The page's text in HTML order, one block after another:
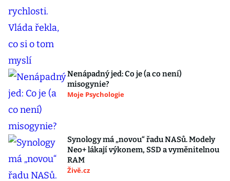
Nenápadný jed: Co je (a co není)
misogynie?
Moje Psychologie
Synology má „novou“ řadu NASů. Modely
Neo+ lákají výkonem, SSD a vyměnitelnou
RAM
Živě.cz